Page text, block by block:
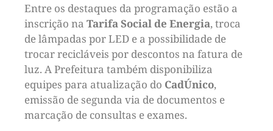
Entre os destaques da programação estão a
inscrição na Tarifa Social de Energia, troca
de lâmpadas por LED e a possibilidade de
trocar recicláveis por descontos na fatura de
luz. A Prefeitura também disponibiliza
equipes para atualização do CadÚnico,
emissão de segunda via de documentos e
marcação de consultas e exames.